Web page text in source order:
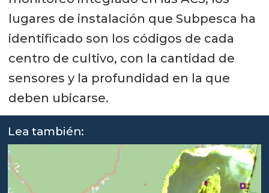
lugares de instalación que Subpesca ha
identificado son los códigos de cada
centro de cultivo, con la cantidad de
sensores y la profundidad en la que
deben ubicarse.
Lea también: